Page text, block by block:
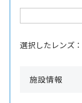
選択したレンズ ：
施設情報